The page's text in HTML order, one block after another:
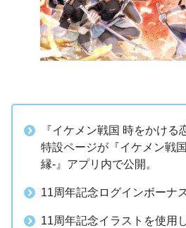
『イケメン戦国 時をかける
特設ページが『イケメン戦
縁-』アプリ内で公開。
11周年記念ログインボーナ
11周年記念イラストを使用